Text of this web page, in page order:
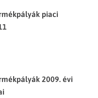
piaci
2009. évi